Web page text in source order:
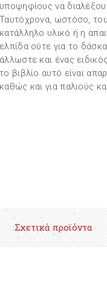
υποψηφίους να
Ταυτόχρονα, ωστόσο,
κατάλληλο υλικό ή η
ελπίδα ούτε για το
άλλωστε και ένας
το βιβλίο αυτό είναι
καθώς και για παλιούς
Σχετικά προϊόντα